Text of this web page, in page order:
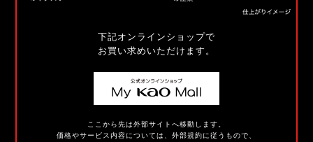
下記オンラインショップで
お買い求めいただけます。
ここから先は外部サイトへ移動します。
価格やサービス内容については、外部規約に従うもので、